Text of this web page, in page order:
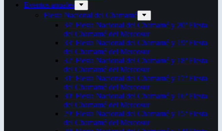
Eventos anuales
Fiesta Nacional del Chamamé
34ª Fiesta Nacional del Chamamé y 20ª Fiesta
del Chamamé del Mercosur
33ª Fiesta Nacional del Chamamé y 19ª Fiesta
del Chamamé del Mercosur
32ª Fiesta Nacional del Chamamé y 18ª Fiesta
del Chamamé del Mercosur
31ª Fiesta Nacional del Chamamé y 17ª Fiesta
del Chamamé del Mercosur
30ª Fiesta Nacional del Chamamé y 16ª Fiesta
del Chamamé del Mercosur
29ª Fiesta Nacional del Chamamé y 15ª Fiesta
del Chamamé del Mercosur